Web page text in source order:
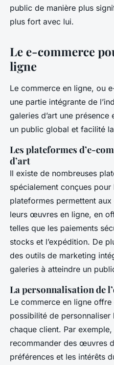
public de manière plus
plus fort avec lui.
Le e-commerce
ligne
Le commerce en ligne, ou
une partie intégrante de
galeries d’art une
un public global et facilité
Les plateformes d’e-
d’art
Il existe de nombreuses
spécialement conçues pour
plateformes permettent aux
leurs œuvres en ligne, en
telles que les paiements
stocks et l’expédition. De
des outils de marketing
galeries à atteindre un
La personnalisation de
Le commerce en ligne
possibilité de personnaliser
chaque client. Par
recommander des œuvres
préférences et les intérêts